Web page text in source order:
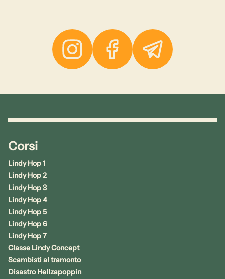
Instagram Facebook Telegramma
Corsi
Lindy Hop 1
Lindy Hop 2
Lindy Hop 3
Lindy Hop 4
Lindy Hop 5
Lindy Hop 6
Lindy Hop 7
Classe Lindy Concept
Scambisti al tramonto
Disastro Hellzapoppin